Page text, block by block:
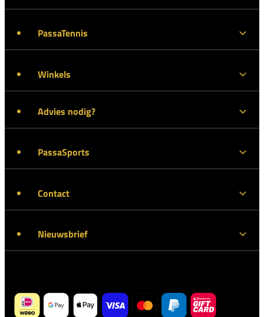
PassaTennis
Winkels
Advies nodig?
PassaSports
Contact
Nieuwsbrief